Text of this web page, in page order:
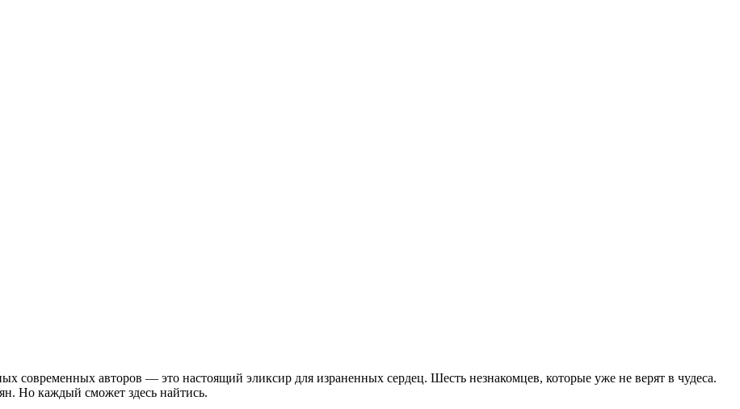
современных авторов — это настоящий эликсир для израненных сердец. Шесть незнакомцев, которые уже не верят в чудеса.
Но каждый сможет здесь найтись.